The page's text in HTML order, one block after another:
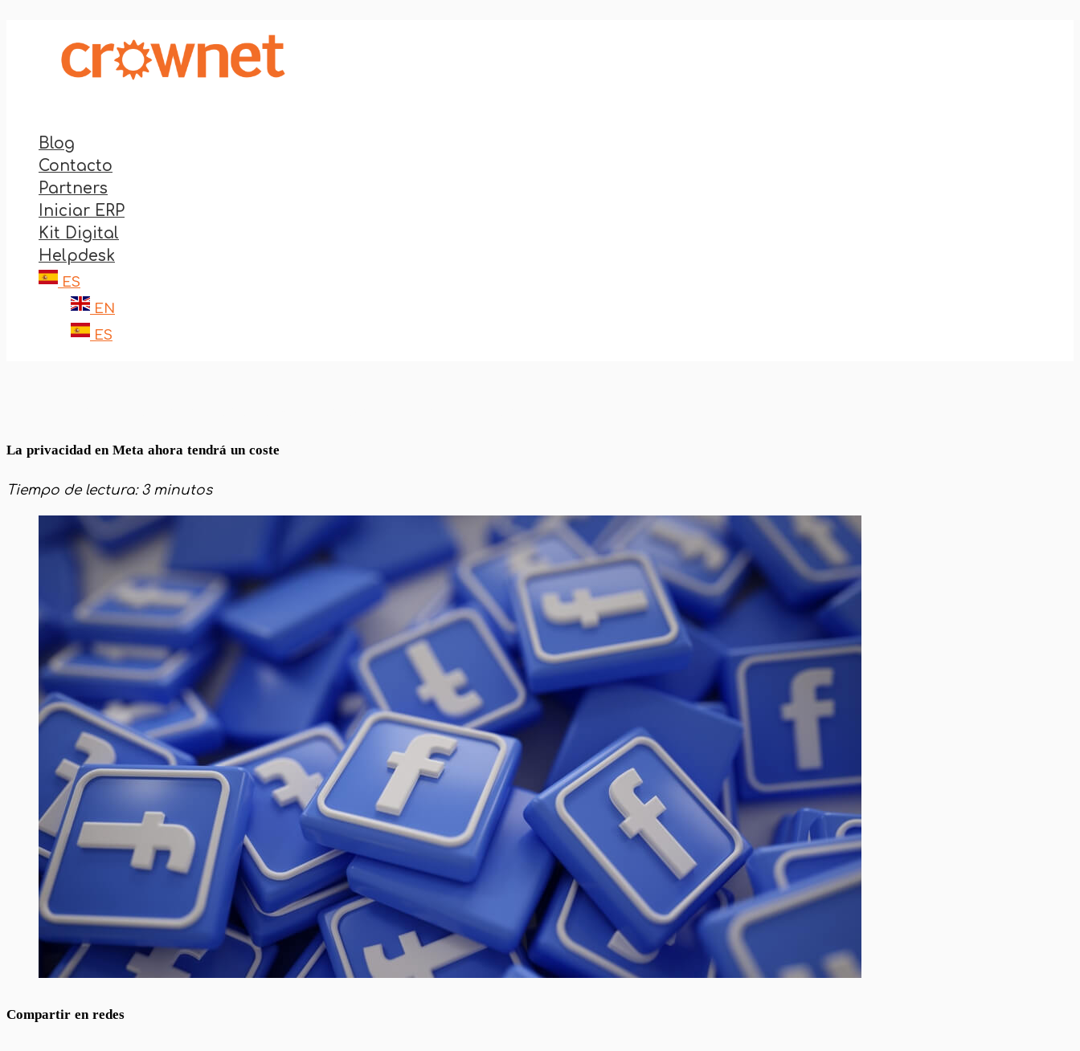
contenido
Blog
Contacto
Partners
Iniciar ERP
Kit Digital
Helpdesk
ES
EN
ES
La privacidad en Meta ahora tendrá un coste
Tiempo de lectura: 3 minutos
Compartir en redes